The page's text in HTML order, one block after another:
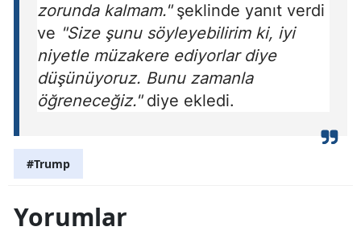
zorunda kalmam."şeklinde yanıt verdi
ve "Size şunu söyleyebilirim ki, iyi
niyetle müzakere ediyorlar diye
düşünüyoruz. Bunu zamanla
öğreneceğiz."diye ekledi.
#Trump
Yorumlar